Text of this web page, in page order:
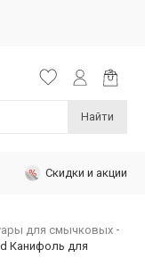
Найти
Скидки и акции
для смычковых
Канифоль для